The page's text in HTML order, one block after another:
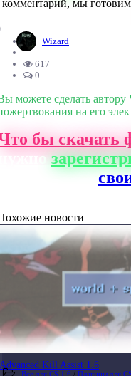
комментарий, мы
Wizard
617
0
можете сделать автору
на его
бы скачать
новости
Advanced Kill Assist 1.6
Все для CS 1.6 / Плагины для